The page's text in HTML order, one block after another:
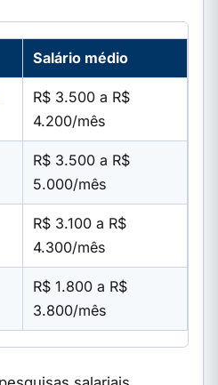
Salário médio
R$ 3.500 a R$
4.200/mês
R$ 3.500 a R$
5.000/mês
R$ 3.100 a R$
4.300/mês
R$ 1.800 a R$
3.800/mês